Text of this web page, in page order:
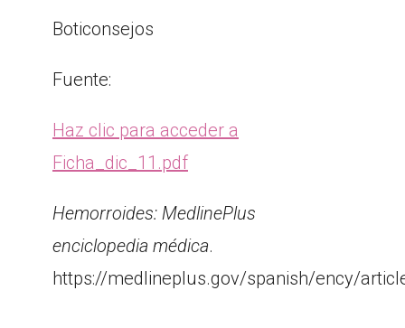
Boticonsejos
Fuente:
Haz clic para acceder a
Ficha_dic_11.pdf
Hemorroides: MedlinePlus
enciclopedia médica.
https://medlineplus.gov/spanish/ency/